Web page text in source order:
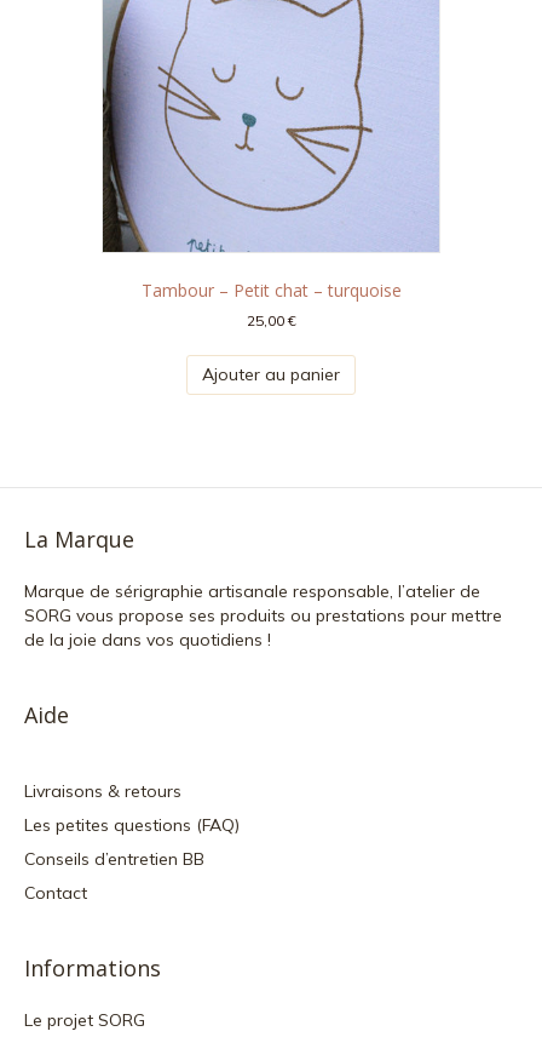
Tambour – Petit chat – turquoise
25,00€
Ajouter au panier
La Marque
Marque de sérigraphie artisanale responsable, l’atelier de
SORG vous propose ses produits ou prestations pour mettre
de la joie dans vos quotidiens !
Aide
Livraisons & retours
Les petites questions (FAQ)
Conseils d’entretien BB
Contact
Informations
Le projet SORG